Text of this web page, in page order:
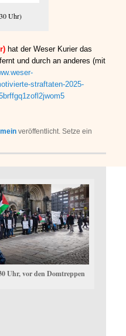
Uhr)
hat der Weser Kurier das
und durch an anderes (mit
straftaten-2025-
veröffentlicht. Setze ein
Uhr, vor den Domtreppen